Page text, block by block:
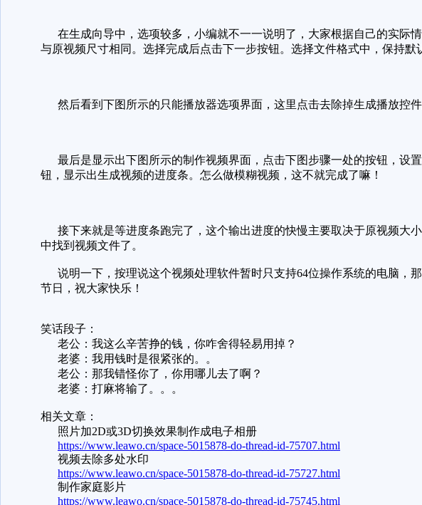
在生成向导中，选项较多，小编就不一一说明了，大家根据自己的实际
与原视频尺寸相同。选择完成后点击下一步按钮。选择文件格式中，保持默
然后看到下图所示的只能播放器选项界面，这里点击去除掉生成播放控
最后是显示出下图所示的制作视频界面，点击下图步骤一处的按钮，设
钮，显示出生成视频的进度条。怎么做模糊视频，这不就完成了嘛！
接下来就是等进度条跑完了，这个输出进度的快慢主要取决于原视频大
中找到视频文件了。
说明一下，按理说这个视频处理软件暂时只支持64位操作系统的电脑，
节日，祝大家快乐！
笑话段子：
老公：我这么辛苦挣的钱，你咋舍得轻易用掉？
老婆：我用钱时是很紧张的。。
老公：那我错怪你了，你用哪儿去了啊？
老婆：打麻将输了。。。
相关文章：
照片加2D或3D切换效果制作成电子相册
https://www.leawo.cn/space-5015878-do-thread-id-75707.html
视频去除多处水印
https://www.leawo.cn/space-5015878-do-thread-id-75727.html
制作家庭影片
https://www.leawo.cn/space-5015878-do-thread-id-75745.html